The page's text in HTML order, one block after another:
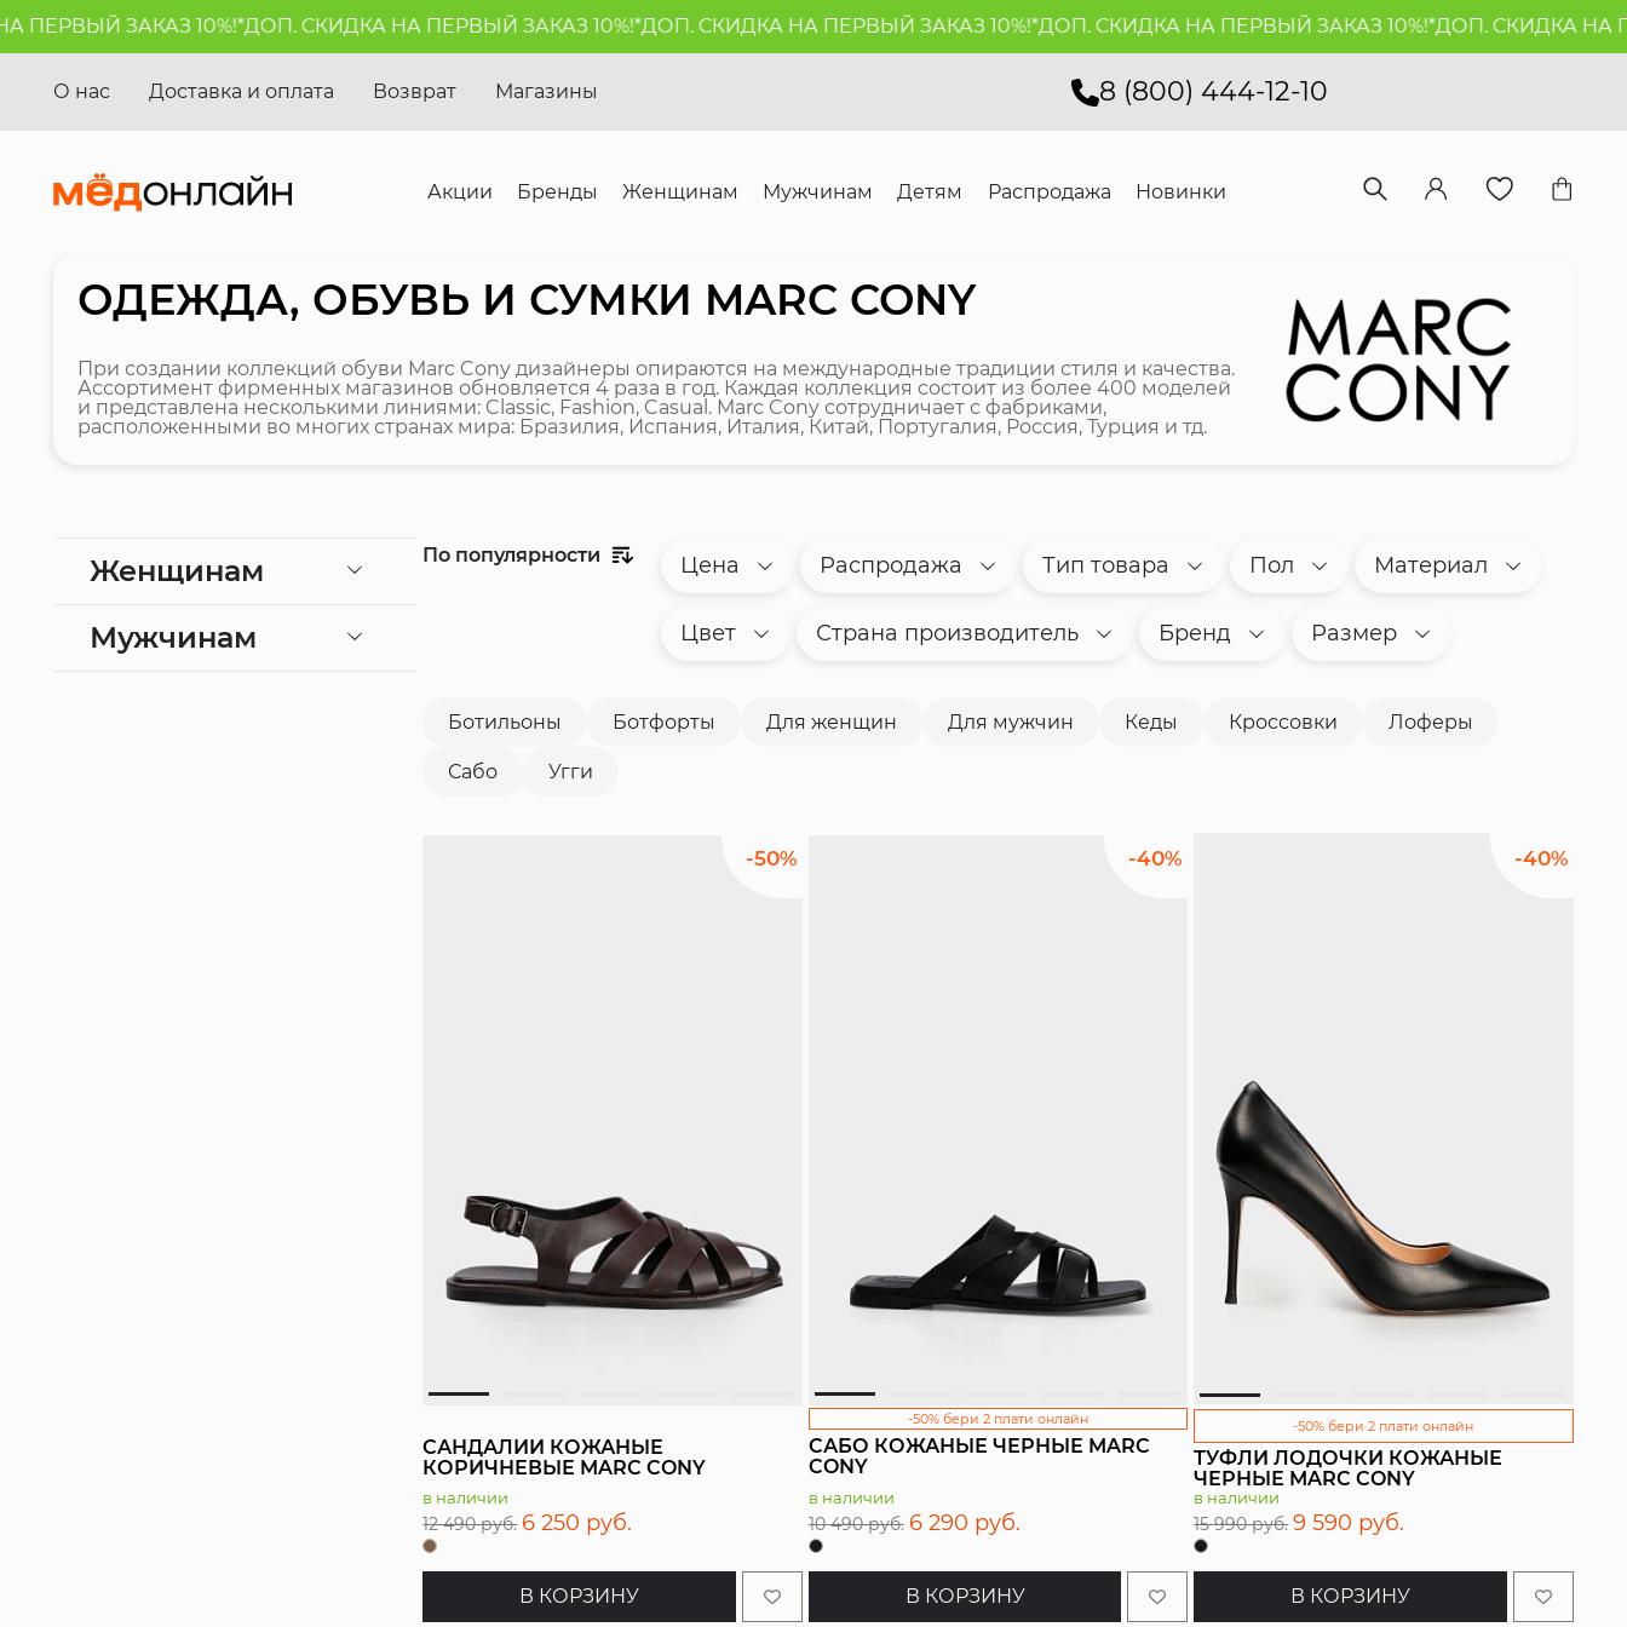
ЗАКАЗ 10%!*ДОП. СКИДКА НА ПЕРВЫЙ ЗАКАЗ 10%!*ДОП. СКИДКА НА ПЕРВЫЙ ЗАКАЗ 10%!*ДОП. СКИДКА НА ПЕРВЫЙ ЗАКАЗ 10%!*ДОП. СКИДКА НА
8 (800) 444-12-10
О нас Доставка и оплата Возврат Магазины
Акции Бренды Женщинам Мужчинам Детям Распродажа Новинки
ОДЕЖДА, ОБУВЬ И СУМКИ MARC CONY
При создании коллекций обуви Marc Cony дизайнеры опираются на международные традиции стиля и качества.
Ассортимент фирменных магазинов обновляется 4 раза в год. Каждая коллекция состоит из более 400 моделей
и представлена несколькими линиями: Classic, Fashion, Casual. Marc Cony сотрудничает с фабриками,
расположенными во многих странах мира: Бразилия, Испания, Италия, Китай, Португалия, Россия, Турция и тд.
Женщинам
Мужчинам
Цена Распродажа Тип товара Пол Материал
Цвет Страна производитель Бренд Размер
По популярности
Ботильоны Ботфорты Для женщин Для мужчин Кеды Кроссовки Лоферы
Сабо Угги
-50%
САНДАЛИИ КОЖАНЫЕ
КОРИЧНЕВЫЕ MARC CONY
в наличии
12 490 руб. 6 250 руб.
В КОРЗИНУ
-40%
-50% бери 2 плати онлайн
САБО КОЖАНЫЕ ЧЕРНЫЕ MARC
CONY
в наличии
10 490 руб. 6 290 руб.
В КОРЗИНУ
-40%
-50% бери 2 плати онлайн
ТУФЛИ ЛОДОЧКИ КОЖАНЫЕ
ЧЕРНЫЕ MARC CONY
в наличии
15 990 руб. 9 590 руб.
В КОРЗИНУ